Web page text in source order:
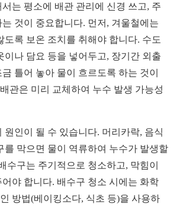
는 평소에 배관 관리에 신경 쓰고, 주
것이 중요합니다. 먼저, 겨울철에는
도록 보온 조치를 취해야 합니다. 수도
이나 담요 등을 넣어두고, 장기간 외출
틀어 놓아 물이 흐르도록 하는 것이
관은 미리 교체하여 누수 발생 가능성
원인이 될 수 있습니다. 머리카락, 음식
를 막으면 물이 역류하여 누수가 발생할
수구는 주기적으로 청소하고, 막힘이
야 합니다. 배수구 청소 시에는 화학
방법(베이킹소다, 식초 등)을 사용하